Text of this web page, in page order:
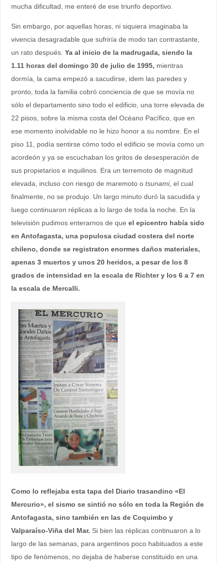
mucha dificultad, me enteré de ese triunfo deportivo.
Sin embargo, por aquellas horas, ni siquiera imaginaba la
vivencia desagradable que sufriría de modo tan contrastante,
un rato después. Ya al inicio de la madrugada, siendo la
1.11 horas del domingo 30 de julio de 1995, mientras
dormía, la cama empezó a sacudirse, idem las paredes y
pronto, toda la familia cobró conciencia de que se movía no
sólo el departamento sino todo el edificio, una torre elevada de
22 pisos, sobre la misma costa del Océano Pacífico, que en
ese momento inolvidable no le hizo honor a su nombre. En el
piso 11, podía sentirse cómo todo el edificio se movía como un
acordeón y ya se escuchaban los gritos de desesperación de
sus propietarios e inquilinos. Era un terremoto de magnitud
elevada, incluso con riesgo de maremoto o tsunami, el cual
finalmente, no se produjo. Un largo minuto duró la sacudida y
luego continuaron réplicas a lo largo de toda la noche. En la
televisión pudimos enterarnos de que el epicentro había sido
en Antofagasta, una populosa ciudad costera del norte
chileno, donde se registraton enormes daños materiales,
apenas 3 muertos y unos 20 heridos, a pesar de los 8
grados de intensidad en la escala de Richter y los 6 a 7 en
la escala de Mercalli.
Como lo reflejaba esta tapa del Diario trasandino «El
Mercurio», el sismo se sintió no sólo en toda la Región de
Antofagasta, sino también en las de Coquimbo y
Valparaíso-Viña del Mar. Si bien las réplicas continuaron a lo
largo de las semanas, para argentinos poco habituados a este
tipo de fenómenos, no dejaba de haberse constituido en una